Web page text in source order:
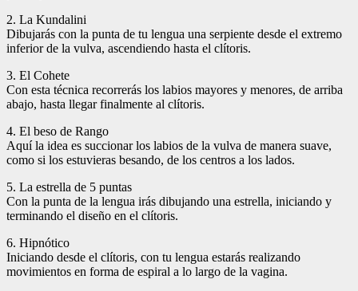
2. La Kundalini
Dibujarás con la punta de tu lengua una serpiente desde el extremo
inferior de la vulva, ascendiendo hasta el clítoris.
3. El Cohete
Con esta técnica recorrerás los labios mayores y menores, de arriba
abajo, hasta llegar finalmente al clítoris.
4. El beso de Rango
Aquí la idea es succionar los labios de la vulva de manera suave,
como si los estuvieras besando, de los centros a los lados.
5. La estrella de 5 puntas
Con la punta de la lengua irás dibujando una estrella, iniciando y
terminando el diseño en el clítoris.
6. Hipnótico
Iniciando desde el clítoris, con tu lengua estarás realizando
movimientos en forma de espiral a lo largo de la vagina.